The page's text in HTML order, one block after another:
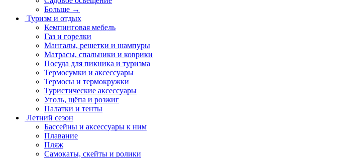
Больше →
Туризм и отдых
Кемпинговая мебель
Газ и горелки
Мангалы, решетки и шампуры
Матрасы, cпальники и коврики
Посуда для пикника и туризма
Термосумки и аксессуары
Термосы и термокружки
Туристические аксессуары
Уголь, щёпа и розжиг
Палатки и тенты
Летний сезон
Бассейны и аксессуары к ним
Плавание
Пляж
Самокаты, скейты и ролики